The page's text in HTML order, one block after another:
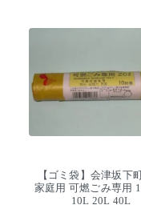
【ゴミ袋】会津坂下
家庭用 可燃ごみ専用
10L 20L 40L